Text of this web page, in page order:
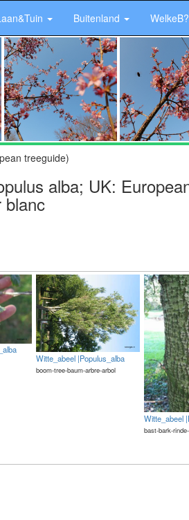
Buitenland WelkeB?
treeguide)
alba; UK:
blanc
Witte_abeel |Populus_alba
boom-tree-baum-arbre-arbol
Witte_abeel
bast-bark-